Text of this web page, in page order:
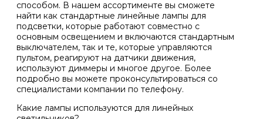
способом. В нашем ассортименте вы сможете
найти как стандартные линейные лампы для
подсветки, которые работают совместно с
основным освещением и включаются стандартным
выключателем, так и те, которые управляются
пультом, реагируют на датчики движения,
используют диммеры и многое другое. Более
подробно вы можете проконсультироваться со
специалистами компании по телефону.
Какие лампы используются для линейных